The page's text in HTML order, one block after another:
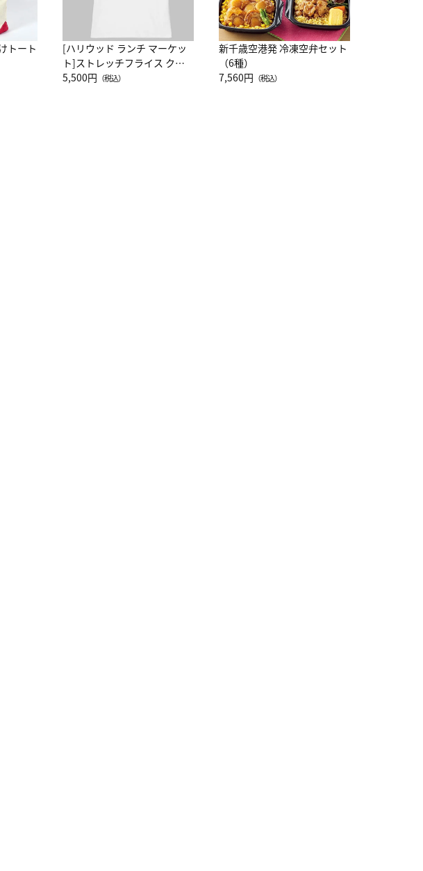
トート
[ハリウッド ランチ マーケッ
ト]ストレッチフライス クル
ーネック別注半袖Ｔシャツ
5,500円 （税込）
新千歳空港発 冷凍空弁セット
（6種）
7,560円 （税込）